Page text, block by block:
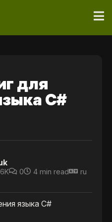
для
C#
0 4 min read ru